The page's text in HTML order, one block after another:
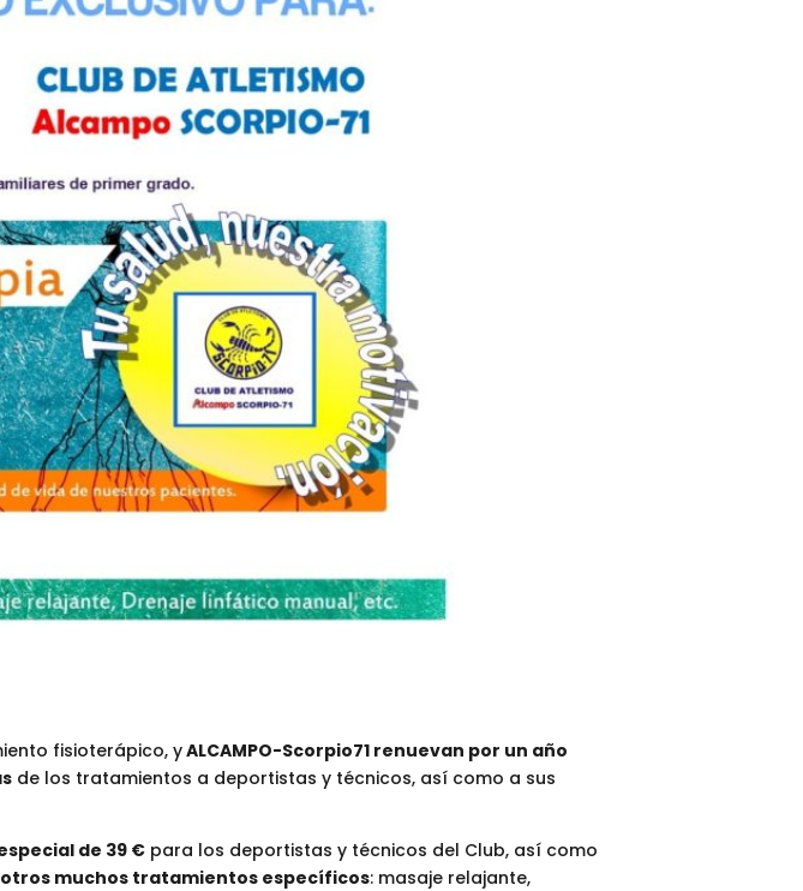
fisioterápico, yALCAMPO-Scorpio71 renuevan por un año
de los tratamientos a deportistas y técnicos, así como a sus
de 39 € para los deportistas y técnicos del Club, así como
muchos tratamientos específicos: masaje relajante,